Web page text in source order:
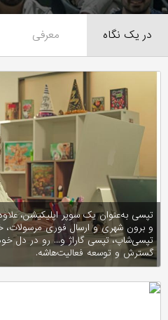
در یک نگاه معرفی
تپسی به‌عنوان یک سوپر اپلیکیشن،
و برون شهری و ارسال فوری مرسولات،
تپسی‌شاپ، تپسی گاراژ و... رو در دل
گسترش و توسعه فعالیت‌هاشه.